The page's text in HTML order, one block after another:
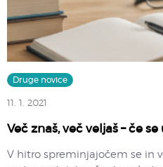
Druge novice
11. 1. 2021
Več znaš, več veljaš – če
V hitro spreminjajočem se in